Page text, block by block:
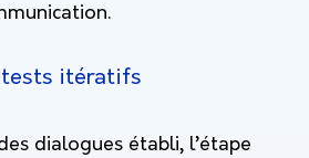
itératifs
dialogues établi, l’étape